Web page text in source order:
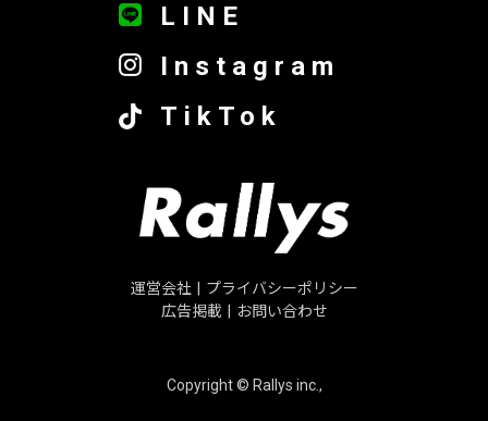
LINE
Instagram
TikTok
運営会社
プライバシーポリシー
広告掲載
お問い合わせ
Copyright © Rallys inc.,